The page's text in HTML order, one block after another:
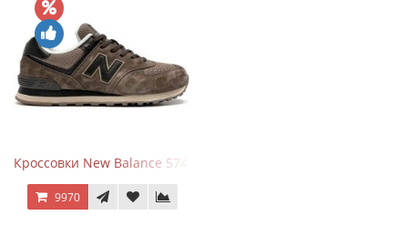
Кроссовки New Balance 574 Umber Black
9970